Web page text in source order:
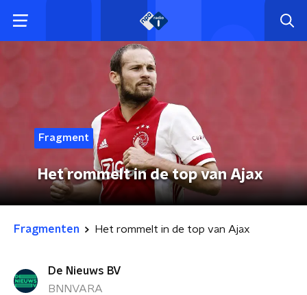
Fragment
Het rommelt in de top van Ajax
Fragmenten Het rommelt in de top van Ajax
De Nieuws BV
BNNVARA